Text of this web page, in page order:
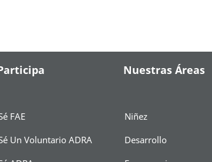
FAE
Un Voluntario ADRA
Nuestras Áreas
Niñez
Desarrollo